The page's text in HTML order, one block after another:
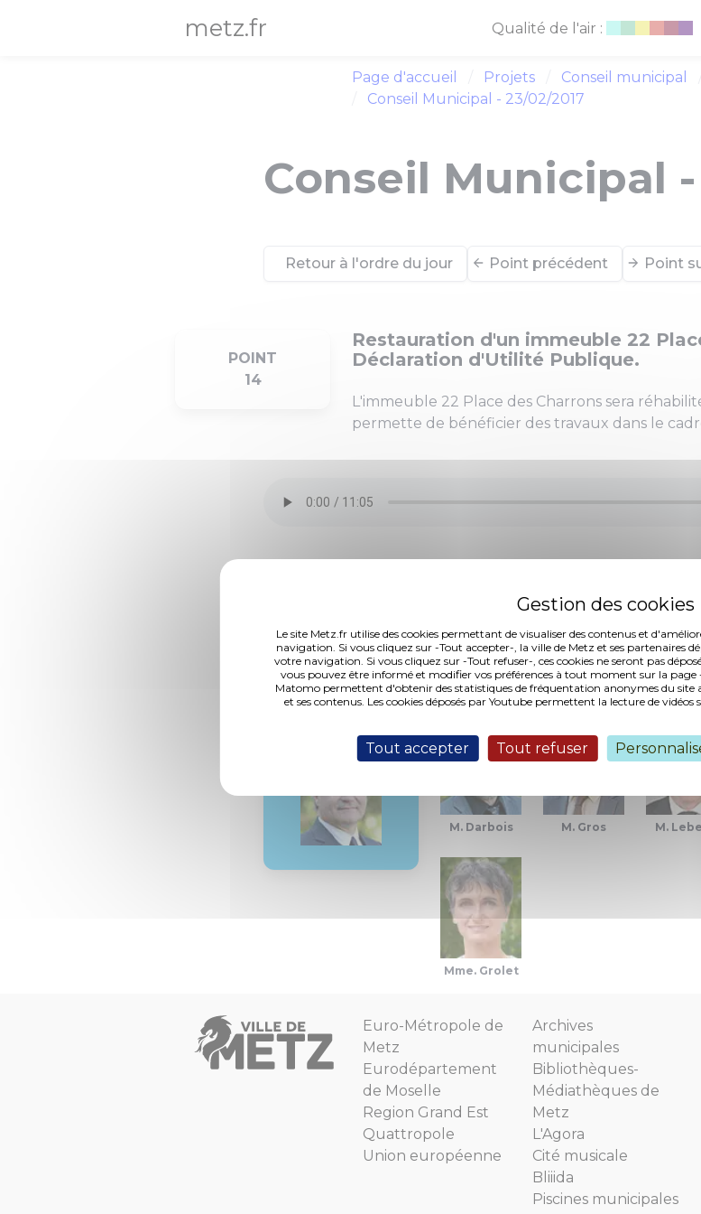
Le site Metz.fr utilise des cookies permettant de visualiser des contenus et
navigation. Si vous cliquez sur -Tout accepter-, la ville de Metz et ses partenaires
votre navigation. Si vous cliquez sur -Tout refuser-, ces cookies ne seront pas
vous pouvez être informé et modifier vos préférences à tout moment sur la page -
Matomo permettent d'obtenir des statistiques de fréquentation anonymes du
et ses contenus. Les cookies déposés par Youtube permettent la lecture de
Tout accepter Tout refuser
metz.fr Qualité de l'air :
Page d'accueil Projets Conseil municipal
Conseil Municipal - 23/02/2017
Conseil Municipal -
Retour à l'ordre du jour Point précédent Point
POINT
14
Restauration d'un immeuble 22
Déclaration d'Utilité Publique.
L'immeuble 22 Place des Charrons sera
permette de bénéficier des travaux dans le
DCM N°17-02-23-14 (122,79 ko, publié le 09/05/2017)
Rapporteur :
Interventions :
M. Darbois M. Gros M.
Mme. Grolet
Euro-Métropole de
Metz
Eurodépartement
de Moselle
Region Grand Est
Quattropole
Union européenne
Archives
municipales
Bibliothèques-
Médiathèques de
Metz
L'Agora
Cité musicale
Bliiida
Piscines municipales